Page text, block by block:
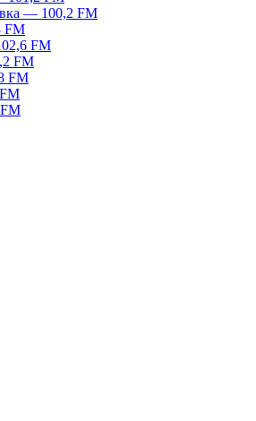
— 100,2 FM
FM
FM
FM
FM